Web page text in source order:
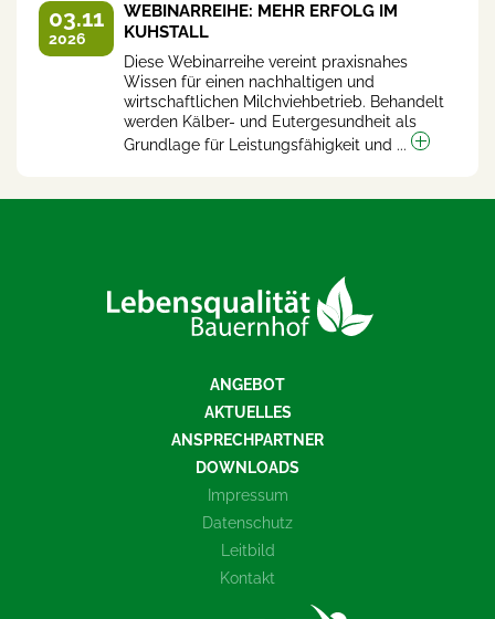
03.11
2026
WEBINARREIHE: MEHR ERFOLG IM
KUHSTALL
Diese Webinarreihe vereint praxisnahes
Wissen für einen nachhaltigen und
wirtschaftlichen Milchviehbetrieb. Behandelt
werden Kälber- und Eutergesundheit als
Grundlage für Leistungsfähigkeit und ...
ANGEBOT
AKTUELLES
ANSPRECHPARTNER
DOWNLOADS
Impressum
Datenschutz
Leitbild
Kontakt